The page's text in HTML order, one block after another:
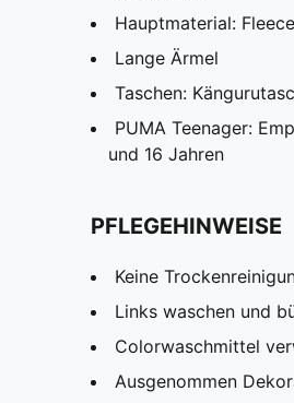
Hauptmaterial: Fleece
Lange Ärmel
Taschen:
PUMA Teenager:
und 16 Jahren
PFLEGEHINWEISE
Keine
Links waschen und
Colorwaschmittel
Ausgenommen